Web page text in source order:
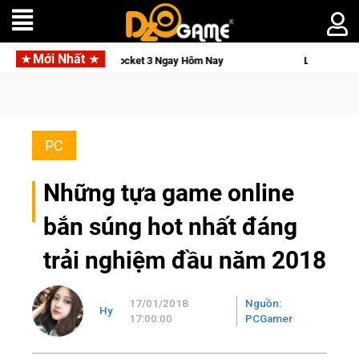
Mới Nhất
3 Ngay Hôm Nay Lineage W – Quyền lực và tài phú
PC
Những tựa game online
bắn súng hot nhất đáng
trải nghiệm đầu năm 2018
Hy
17/01/2018
17:00:00
Nguồn:
PCGamer